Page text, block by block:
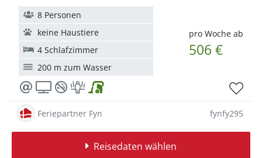
pro Woche ab
506 €
8 Personen
keine Haustiere
4 Schlafzimmer
200 m zum Wasser
Feriepartner Fyn fynfy295
Reisedaten wählen